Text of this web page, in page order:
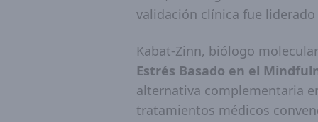
validación clínica fue liderado
Kabat-Zinn, biólogo
Estrés Basado en el
alternativa complementaria
tratamientos médicos